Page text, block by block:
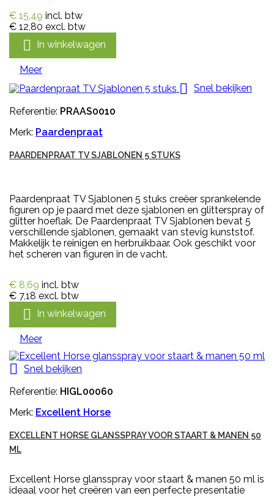
€ 15,49 incl. btw
€ 12,80 excl. btw
 In winkelwagen
Meer
 Snel bekijken
Referentie: PRAAS0010
Merk: Paardenpraat
PAARDENPRAAT TV SJABLONEN 5 STUKS
Paardenpraat TV Sjablonen 5 stuks creëer sprankelende
figuren op je paard met deze sjablonen en glitterspray of
glitter hoeflak. De Paardenpraat TV Sjablonen bevat 5
verschillende sjablonen, gemaakt van stevig kunststof.
Makkelijk te reinigen en herbruikbaar. Ook geschikt voor
het scheren van figuren in de vacht.
€ 8,69 incl. btw
€ 7,18 excl. btw
 In winkelwagen
Meer

Snel bekijken
Referentie: HIGL00060
Merk: Excellent Horse
EXCELLENT HORSE GLANSSPRAY VOOR STAART & MANEN 50
ML
Excellent Horse glansspray voor staart & manen 50 ml is
ideaal voor het creëren van een perfecte presentatie